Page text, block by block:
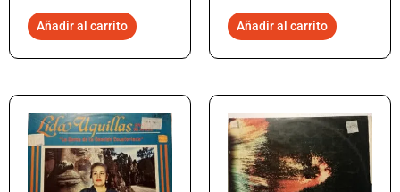
Añadir al carrito Añadir al carrito